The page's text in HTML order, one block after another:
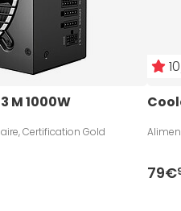
M 1000W
Certification Gold
79€